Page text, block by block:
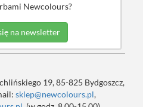
Newcolours?
na newsletter
19, 85-825 Bydgoszcz,
sklep@newcolours.pl,